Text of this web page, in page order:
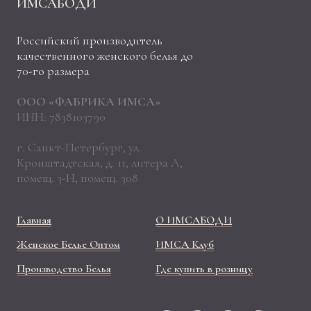
Российский производитель
качественного женского белья до
70-го размера
ООО «ФАБРИКА ИМСА»
ИНН: 7838103790
г. Санкт-Петербург, ул.
Кронштадтская, д. 11, литера А,
помещ. 3-Н, помещ. 308
Главная
Женское Белье Оптом
Производство Белья
О ИМСАБОДИ
ИМСА Клуб
Где купить в розницу